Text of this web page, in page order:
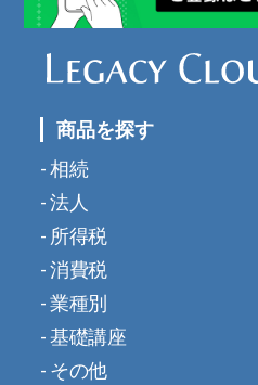
商品を探す
相続
法人
所得税
消費税
業種別
基礎講座
その他